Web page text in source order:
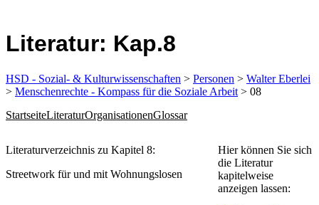
Literatur: Kap.8
HSD - Sozial- & Kulturwissenschaften > Personen > Walter Eberlei
> Menschenrechte - Kompass für die Soziale Arbeit > 08
StartseiteLiteraturOrganisationenGlossar
​​Literaturverzeichnis zu Kapitel 8:
Streetwork für und mit Wohnungslosen
Hier können Sie sich
die Literatur
kapitelweise
anzeigen lassen: